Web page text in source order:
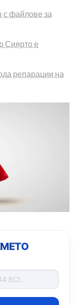
с файлове за
Сиярто е
репарации на